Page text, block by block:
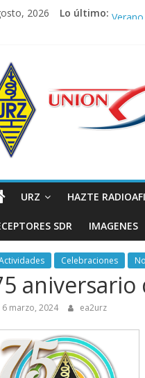
2026 Lo último:
URZ
URZ HAZTE
SDR IMAGENES
Celebraciones
aniversario
6 marzo, 2024 ea2urz